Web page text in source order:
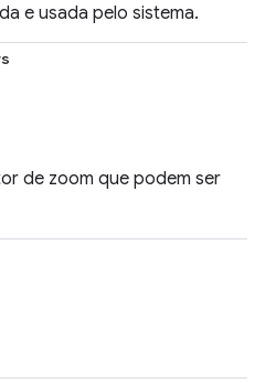
e usada pelo sistema.
de zoom que podem ser